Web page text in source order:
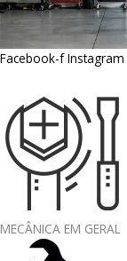
Facebook-fInstagram
MECÂNICA EM GERAL